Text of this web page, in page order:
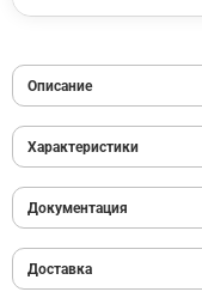
Описание
Характеристики
Документация
Доставка